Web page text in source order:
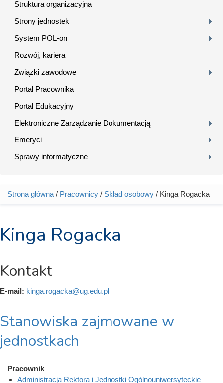
Struktura organizacyjna
Strony jednostek
System POL-on
Rozwój, kariera
Związki zawodowe
Portal Pracownika
Portal Edukacyjny
Elektroniczne Zarządzanie Dokumentacją
Emeryci
Sprawy informatyczne
Jesteś tutaj
Strona główna / Pracownicy / Skład osobowy / Kinga Rogacka
Kinga Rogacka
Kontakt
E-mail: kinga.rogacka@ug.edu.pl
Stanowiska zajmowane w
jednostkach
Pracownik
Administracja Rektora i Jednostki Ogólnouniwersyteckie